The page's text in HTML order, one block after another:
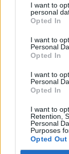
I want to
personal
Opted In
I want to
Personal
Opted In
I want to
Personal
Opted In
I want to
Retention,
Personal
Purposes
Opted Out
dem grossartig
Wo kaufst du
Es klingt
(lacht) Ich
Die besten
Nacht. Wenn
aufzuschreiben.